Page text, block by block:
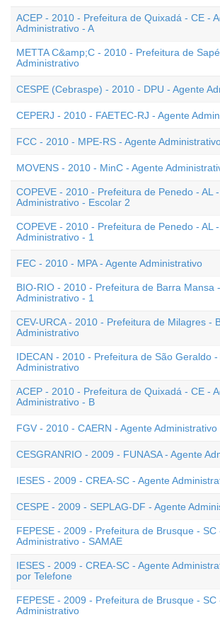
ACEP - 2010 - Prefeitura de Quixadá - CE -
Administrativo - A
METTA C&amp;C - 2010 - Prefeitura de
Administrativo
CESPE (Cebraspe) - 2010 - DPU - Agente
CEPERJ - 2010 - FAETEC-RJ - Agente
FCC - 2010 - MPE-RS - Agente
MOVENS - 2010 - MinC - Agente
COPEVE - 2010 - Prefeitura de Penedo - AL
Administrativo - Escolar 2
COPEVE - 2010 - Prefeitura de Penedo - AL
Administrativo - 1
FEC - 2010 - MPA - Agente Administrativo
BIO-RIO - 2010 - Prefeitura de Barra Mansa
Administrativo - 1
CEV-URCA - 2010 - Prefeitura de Milagres -
Administrativo
IDECAN - 2010 - Prefeitura de São Geraldo
Administrativo
ACEP - 2010 - Prefeitura de Quixadá - CE -
Administrativo - B
FGV - 2010 - CAERN - Agente Administrativo
CESGRANRIO - 2009 - FUNASA - Agente
IESES - 2009 - CREA-SC - Agente
CESPE - 2009 - SEPLAG-DF - Agente
FEPESE - 2009 - Prefeitura de Brusque - SC
Administrativo - SAMAE
IESES - 2009 - CREA-SC - Agente
por Telefone
FEPESE - 2009 - Prefeitura de Brusque - SC
Administrativo